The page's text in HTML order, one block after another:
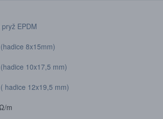
EPDM
8x15mm)
mm)
12x19,5 mm)
m